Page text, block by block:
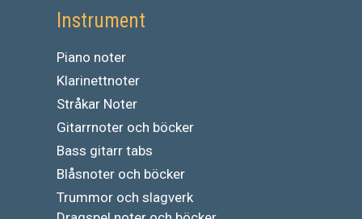
Instrument
Piano noter
Klarinettnoter
Stråkar Noter
Gitarrnoter och böcker
Bass gitarr tabs
Blåsnoter och böcker
Trummor och slagverk